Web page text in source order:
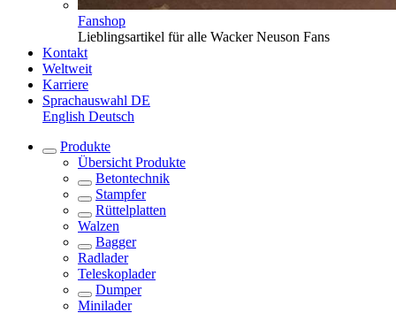
Fanshop
Lieblingsartikel für alle Wacker Neuson Fans
Kontakt
Weltweit
Karriere
Sprachauswahl DE
English Deutsch
Produkte
Übersicht Produkte
Betontechnik
Stampfer
Rüttelplatten
Walzen
Bagger
Radlader
Teleskoplader
Dumper
Minilader